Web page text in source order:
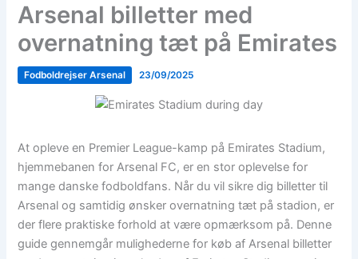
Arsenal billetter med
overnatning tæt på Emirates
Fodboldrejser Arsenal 23/09/2025
At opleve en Premier League-kamp på Emirates Stadium,
hjemmebanen for Arsenal FC, er en stor oplevelse for
mange danske fodboldfans. Når du vil sikre dig billetter til
Arsenal og samtidig ønsker overnatning tæt på stadion, er
der flere praktiske forhold at være opmærksom på. Denne
guide gennemgår mulighederne for køb af Arsenal billetter